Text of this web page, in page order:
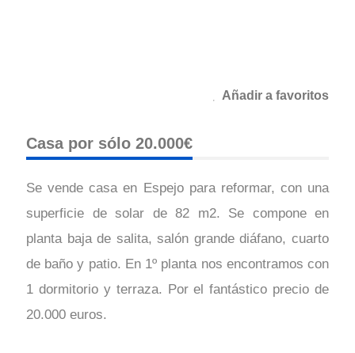
Añadir a favoritos
Casa por sólo 20.000€
Se vende casa en Espejo para reformar, con una
superficie de solar de 82 m2. Se compone en
planta baja de salita, salón grande diáfano, cuarto
de baño y patio. En 1º planta nos encontramos con
1 dormitorio y terraza. Por el fantástico precio de
20.000 euros.